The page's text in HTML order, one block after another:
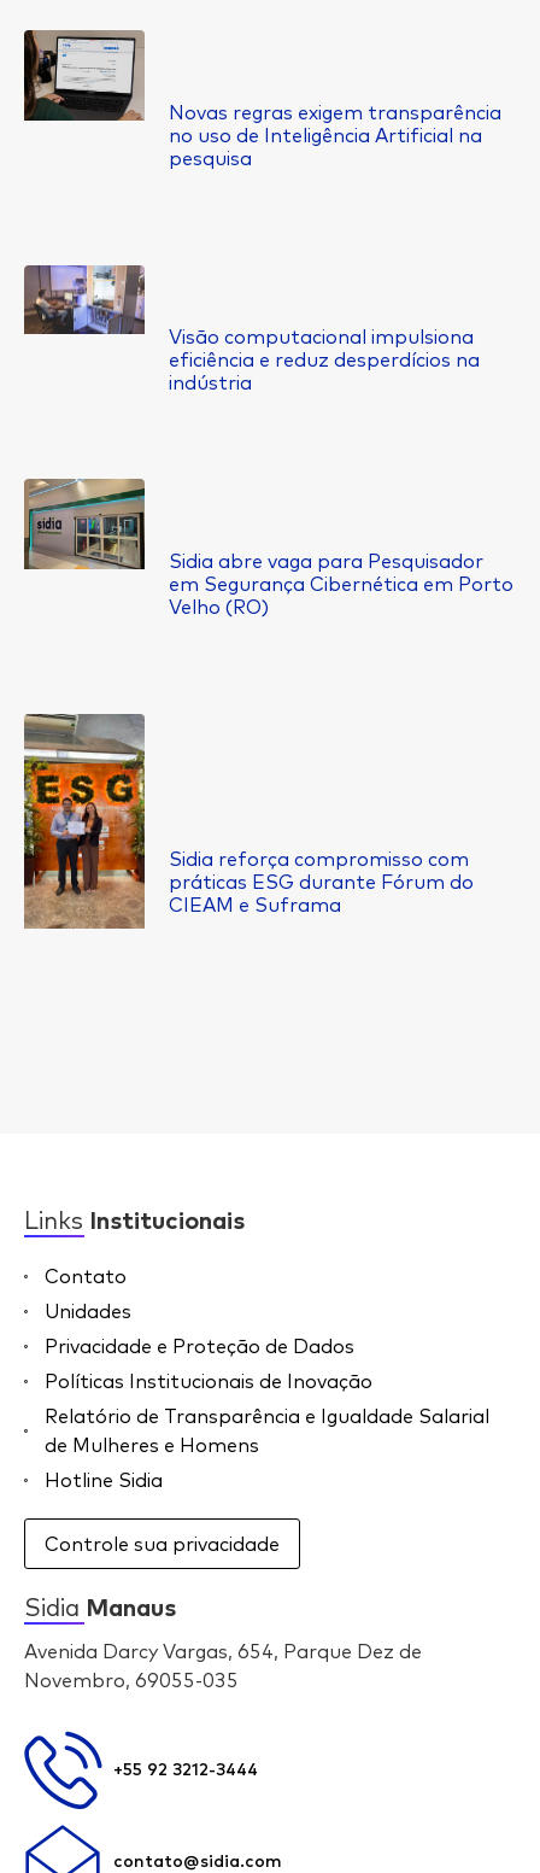
Novas regras exigem transparência
no uso de Inteligência Artificial na
pesquisa
Visão computacional impulsiona
eficiência e reduz desperdícios na
indústria
Sidia abre vaga para Pesquisador
em Segurança Cibernética em Porto
Velho (RO)
Sidia reforça compromisso com
práticas ESG durante Fórum do
CIEAM e Suframa
Links Institucionais
Contato
Unidades
Privacidade e Proteção de Dados
Políticas Institucionais de Inovação
Relatório de Transparência e Igualdade Salarial
de Mulheres e Homens
Hotline Sidia
Controle sua privacidade
Sidia Manaus
Avenida Darcy Vargas, 654, Parque Dez de
Novembro, 69055-035
+55 92 3212-3444
contato@sidia.com